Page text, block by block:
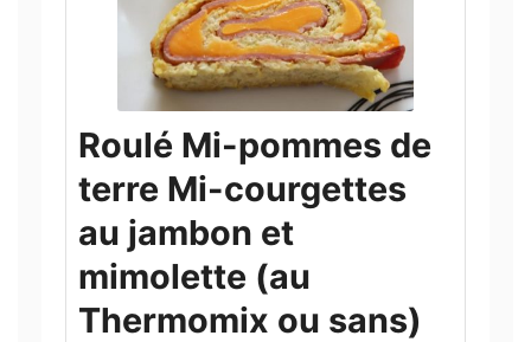
Roulé Mi-pommes de
terre Mi-courgettes
au jambon et
mimolette (au
Thermomix ou sans)